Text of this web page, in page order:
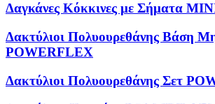
Δαγκάνες Κόκκινες με Σήματα
Δακτύλιοι Πολυουρεθάνης Βάση
POWERFLEX
Δακτύλιοι Πολυουρεθάνης Σετ